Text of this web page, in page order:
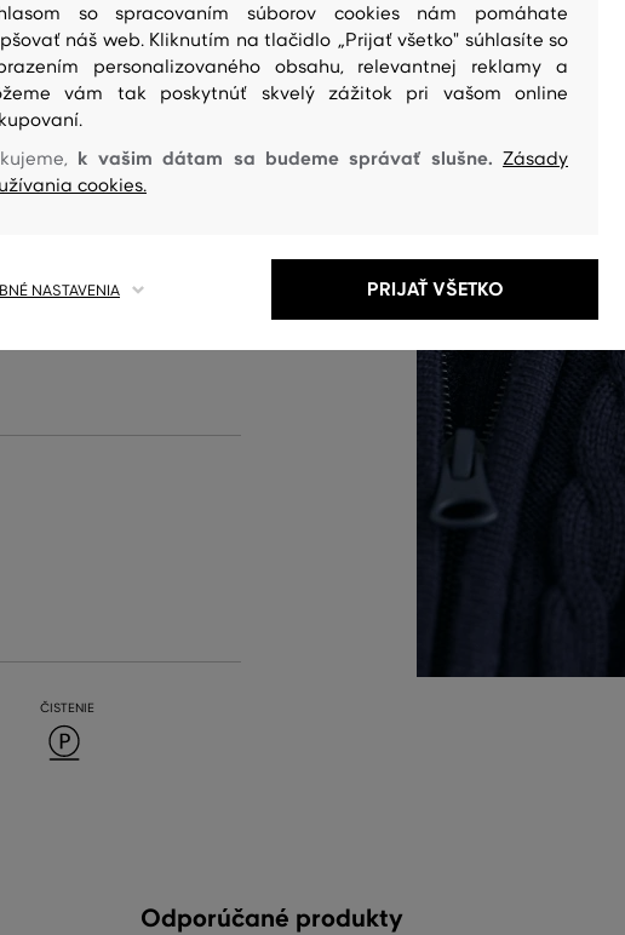
pružné náplety na
na svojom mieste a
zips od krku po manžetu pri
Gant logo vyšité na
je na dotyk zamatovo
Praktický kúsok, v
spokojne.
produktu:
ČISTENIE
Odporúčané produkty
so spracovaním súborov cookies nám pomáhate
náš web. Kliknutím na tlačidlo „Prijať všetko" súhlasíte so
personalizovaného obsahu, relevantnej reklamy a
vám tak poskytnúť skvelý zážitok pri vašom online
k vašim dátam sa budeme správať slušne. Zásady
cookies.
NASTAVENIA PRIJAŤ VŠETKO